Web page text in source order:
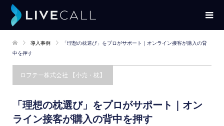
導入事例
「理想の枕選び」をプロがサポート｜オンライン接客が購入の背
中を押す
ロフテー株式会社 【小売・枕】
「理想の枕選び」をプロがサポート｜オン
ライン接客が購入の背中を押す